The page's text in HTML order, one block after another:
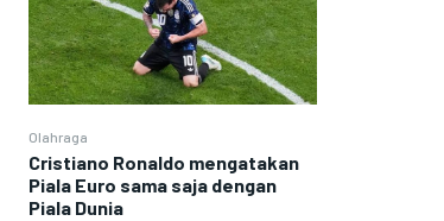
Olahraga
Cristiano Ronaldo mengatakan
Piala Euro sama saja dengan
Piala Dunia